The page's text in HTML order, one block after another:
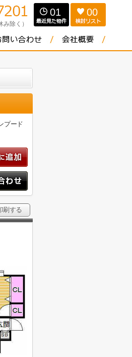
除く）
01 00
プード
刷する